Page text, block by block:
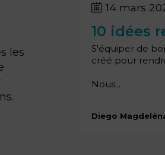
les
14 mars
10 idées
S'équiper de
créé pour
Nous...
Diego